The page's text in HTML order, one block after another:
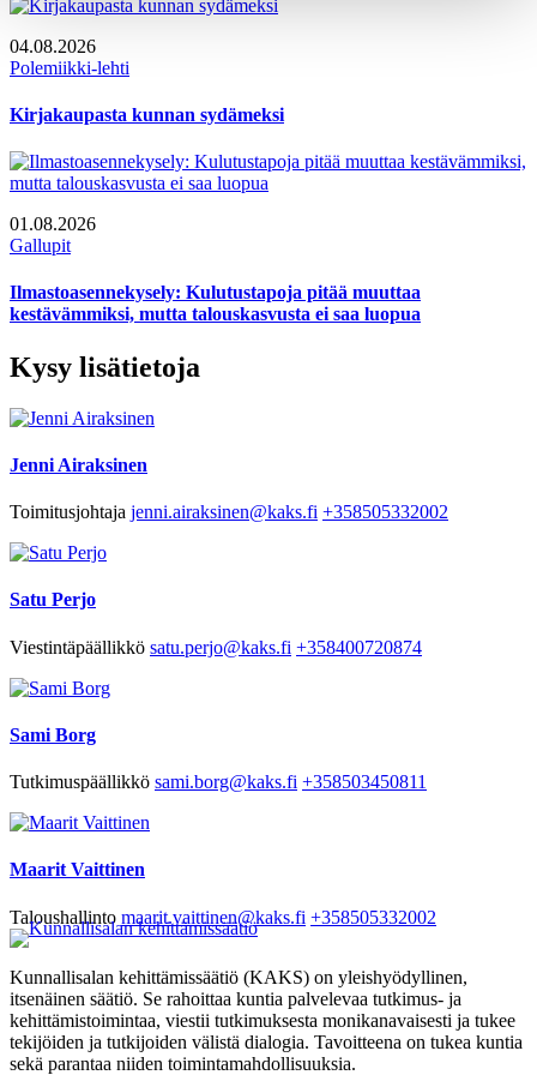
04.08.2026
Polemiikki-lehti
Kirjakaupasta kunnan sydämeksi
01.08.2026
Gallupit
Ilmastoasennekysely: Kulutustapoja pitää muuttaa
kestävämmiksi, mutta talouskasvusta ei saa luopua
Kysy lisätietoja
Jenni Airaksinen
Toimitusjohtaja jenni.airaksinen@kaks.fi +358505332002
Satu Perjo
Viestintäpäällikkö satu.perjo@kaks.fi +358400720874
Sami Borg
Tutkimuspäällikkö sami.borg@kaks.fi +358503450811
Maarit Vaittinen
Taloushallinto maarit.vaittinen@kaks.fi +358505332002
Kunnallisalan kehittämissäätiö (KAKS) on yleishyödyllinen,
itsenäinen säätiö. Se rahoittaa kuntia palvelevaa tutkimus- ja
kehittämistoimintaa, viestii tutkimuksesta monikanavaisesti ja tukee
tekijöiden ja tutkijoiden välistä dialogia. Tavoitteena on tukea kuntia
sekä parantaa niiden toimintamahdollisuuksia.